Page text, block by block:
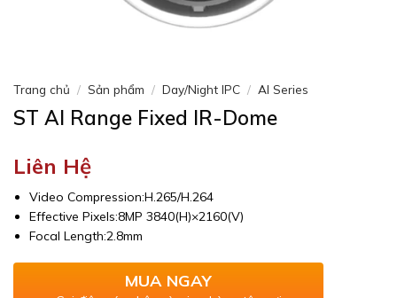
Trang chủ / Sản phẩm / Day/Night IPC / AI Series
ST AI Range Fixed IR-Dome
Liên Hệ
Video Compression:H.265/H.264
Effective Pixels:8MP 3840(H)×2160(V)
Focal Length:2.8mm
MUA NGAY